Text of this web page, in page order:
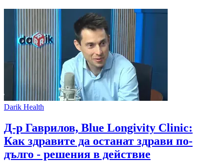
Darik Health
Д-р Гаврилов, Blue Longivity Clinic:
Как здравите да останат здрави по-
дълго - решения в действие